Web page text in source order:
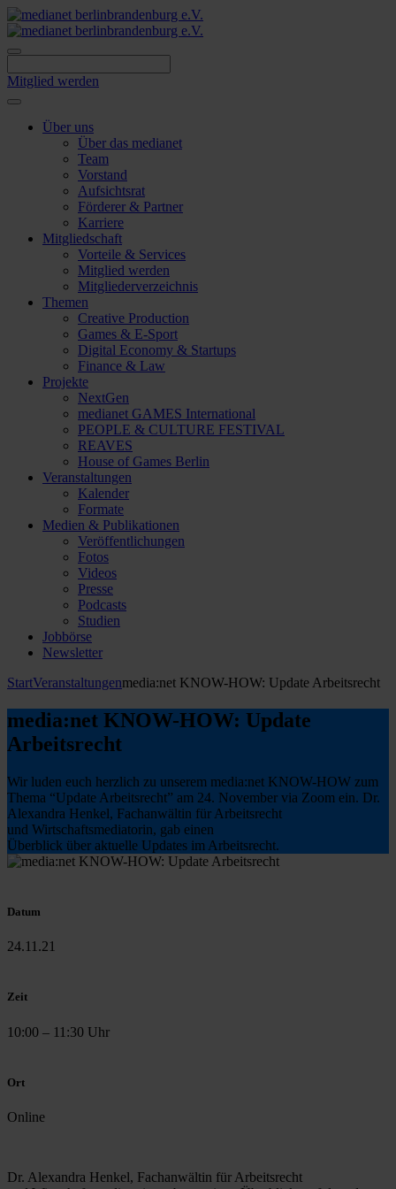
Skip
to
content
Mitglied werden
Über uns
Über das medianet
Team
Vorstand
Aufsichtsrat
Förderer & Partner
Karriere
Mitgliedschaft
Vorteile & Services
Mitglied werden
Mitgliederverzeichnis
Themen
Creative Production
Games & E-Sport
Digital Economy & Startups
Finance & Law
Projekte
NextGen
medianet GAMES International
PEOPLE & CULTURE FESTIVAL
REAVES
House of Games Berlin
Veranstaltungen
Kalender
Formate
Medien & Publikationen
Veröffentlichungen
Fotos
Videos
Presse
Podcasts
Studien
Jobbörse
Newsletter
StartVeranstaltungenmedia:net KNOW-HOW: Update Arbeitsrecht
media:net KNOW-HOW: Update
Arbeitsrecht
Wir luden euch herzlich zu unserem media:net KNOW-HOW zum
Thema “Update Arbeitsrecht” am 24. November via Zoom ein. Dr.
Alexandra Henkel, Fachanwältin für Arbeitsrecht
und Wirtschaftsmediatorin, gab einen
Überblick über aktuelle Updates im Arbeitsrecht.
Datum
24.11.21
Zeit
10:00 – 11:30 Uhr
Ort
Online
Dr. Alexandra Henkel, Fachanwältin für Arbeitsrecht